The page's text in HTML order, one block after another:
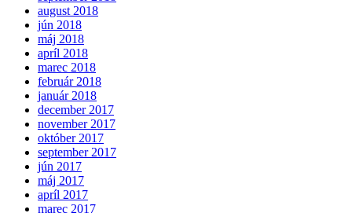
august 2018
jún 2018
máj 2018
apríl 2018
marec 2018
február 2018
január 2018
december 2017
november 2017
október 2017
september 2017
jún 2017
máj 2017
apríl 2017
marec 2017